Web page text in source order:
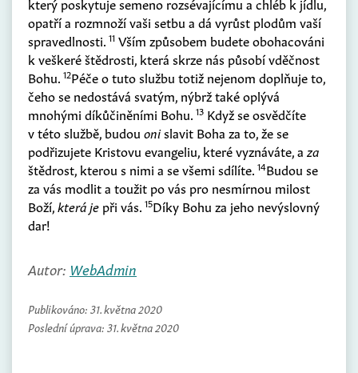
který poskytuje semeno rozsévajícímu a chléb k jídlu,
opatří a rozmnoží vaši setbu a dá vyrůst plodům vaší
spravedlnosti. 11 Vším způsobem budete obohacováni
k veškeré štědrosti, která skrze nás působí vděčnost
Bohu. 12Péče o tuto službu totiž nejenom doplňuje to,
čeho se nedostává svatým, nýbrž také oplývá
mnohými díkůčiněními Bohu. 13 Když se osvědčíte
v této službě, budou onislavit Boha za to, že se
podřizujete Kristovu evangeliu, které vyznáváte, a za
štědrost, kterou s nimi a se všemi sdílíte. 14Budou se
za vás modlit a toužit po vás pro nesmírnou milost
Boží,která je při vás. 15Díky Bohu za jeho nevýslovný
dar!
Autor: WebAdmin
Publikováno: 31. května 2020
Poslední úprava: 31. května 2020